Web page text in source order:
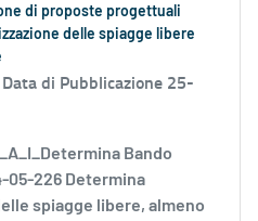
di proposte progettuali
delle spiagge libere
Data di Pubblicazione 25-
Bando
05-226 Determina
spiagge libere, almeno